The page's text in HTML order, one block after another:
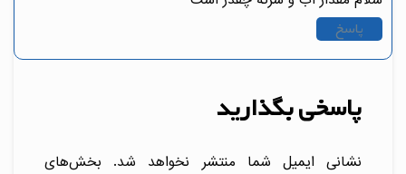
پاسخ
پاسخی بگذارید
نشانی ایمیل شما منتشر نخواهد شد. بخش‌های